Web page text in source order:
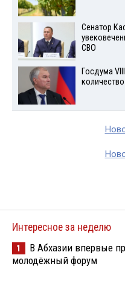
Сенатор
СВО
Госдума
Интересное за неделю
1
В Абхазии впервые
молодёжный форум